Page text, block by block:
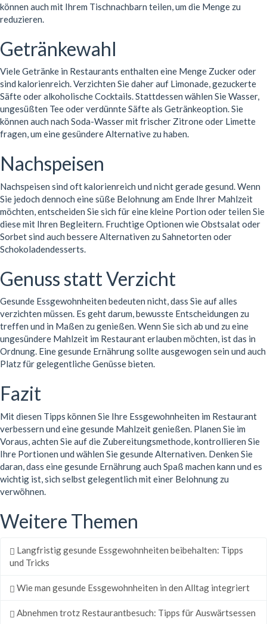
können auch mit Ihrem Tischnachbarn teilen, um die Menge zu
reduzieren.
Getränkewahl
Viele Getränke in Restaurants enthalten eine Menge Zucker oder
sind kalorienreich. Verzichten Sie daher auf Limonade, gezuckerte
Säfte oder alkoholische Cocktails. Stattdessen wählen Sie Wasser,
ungesüßten Tee oder verdünnte Säfte als Getränkeoption. Sie
können auch nach Soda-Wasser mit frischer Zitrone oder Limette
fragen, um eine gesündere Alternative zu haben.
Nachspeisen
Nachspeisen sind oft kalorienreich und nicht gerade gesund. Wenn
Sie jedoch dennoch eine süße Belohnung am Ende Ihrer Mahlzeit
möchten, entscheiden Sie sich für eine kleine Portion oder teilen Sie
diese mit Ihren Begleitern. Fruchtige Optionen wie Obstsalat oder
Sorbet sind auch bessere Alternativen zu Sahnetorten oder
Schokoladendesserts.
Genuss statt Verzicht
Gesunde Essgewohnheiten bedeuten nicht, dass Sie auf alles
verzichten müssen. Es geht darum, bewusste Entscheidungen zu
treffen und in Maßen zu genießen. Wenn Sie sich ab und zu eine
ungesündere Mahlzeit im Restaurant erlauben möchten, ist das in
Ordnung. Eine gesunde Ernährung sollte ausgewogen sein und auch
Platz für gelegentliche Genüsse bieten.
Fazit
Mit diesen Tipps können Sie Ihre Essgewohnheiten im Restaurant
verbessern und eine gesunde Mahlzeit genießen. Planen Sie im
Voraus, achten Sie auf die Zubereitungsmethode, kontrollieren Sie
Ihre Portionen und wählen Sie gesunde Alternativen. Denken Sie
daran, dass eine gesunde Ernährung auch Spaß machen kann und es
wichtig ist, sich selbst gelegentlich mit einer Belohnung zu
verwöhnen.
Weitere Themen
Langfristig gesunde Essgewohnheiten beibehalten: Tipps
und Tricks
Wie man gesunde Essgewohnheiten in den Alltag integriert
Abnehmen trotz Restaurantbesuch: Tipps für Auswärtsessen